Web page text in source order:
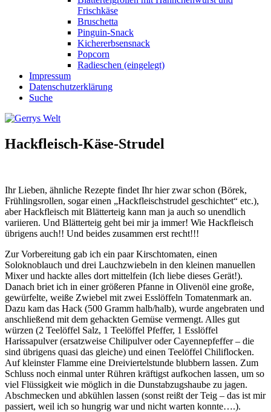
Frischkäse
Bruschetta
Pinguin-Snack
Kichererbsensnack
Popcorn
Radieschen (eingelegt)
Impressum
Datenschutzerklärung
Suche
Hackfleisch-Käse-Strudel
Ihr Lieben, ähnliche Rezepte findet Ihr hier zwar schon (Börek,
Frühlingsrollen, sogar einen „Hackfleischstrudel geschichtet“ etc.),
aber Hackfleisch mit Blätterteig kann man ja auch so unendlich
variieren. Und Blätterteig geht bei mir ja immer! Wie Hackfleisch
übrigens auch!! Und beides zusammen erst recht!!!
Zur Vorbereitung gab ich ein paar Kirschtomaten, einen
Soloknoblauch und drei Lauchzwiebeln in den kleinen manuellen
Mixer und hackte alles dort mittelfein (Ich liebe dieses Gerät!).
Danach briet ich in einer größeren Pfanne in Olivenöl eine große,
gewürfelte, weiße Zwiebel mit zwei Esslöffeln Tomatenmark an.
Dazu kam das Hack (500 Gramm halb/halb), wurde angebraten und
anschließend mit dem gehackten Gemüse vermengt. Alles gut
würzen (2 Teelöffel Salz, 1 Teelöffel Pfeffer, 1 Esslöffel
Harissapulver (ersatzweise Chilipulver oder Cayennepfeffer – die
sind übrigens quasi das gleiche) und einen Teelöffel Chiliflocken.
Auf kleinster Flamme eine Dreiviertelstunde blubbern lassen. Zum
Schluss noch einmal unter Rühren kräftigst aufkochen lassen, um so
viel Flüssigkeit wie möglich in die Dunstabzugshaube zu jagen.
Abschmecken und abkühlen lassen (sonst reißt der Teig – das ist mir
passiert, weil ich so hungrig war und nicht warten konnte….).